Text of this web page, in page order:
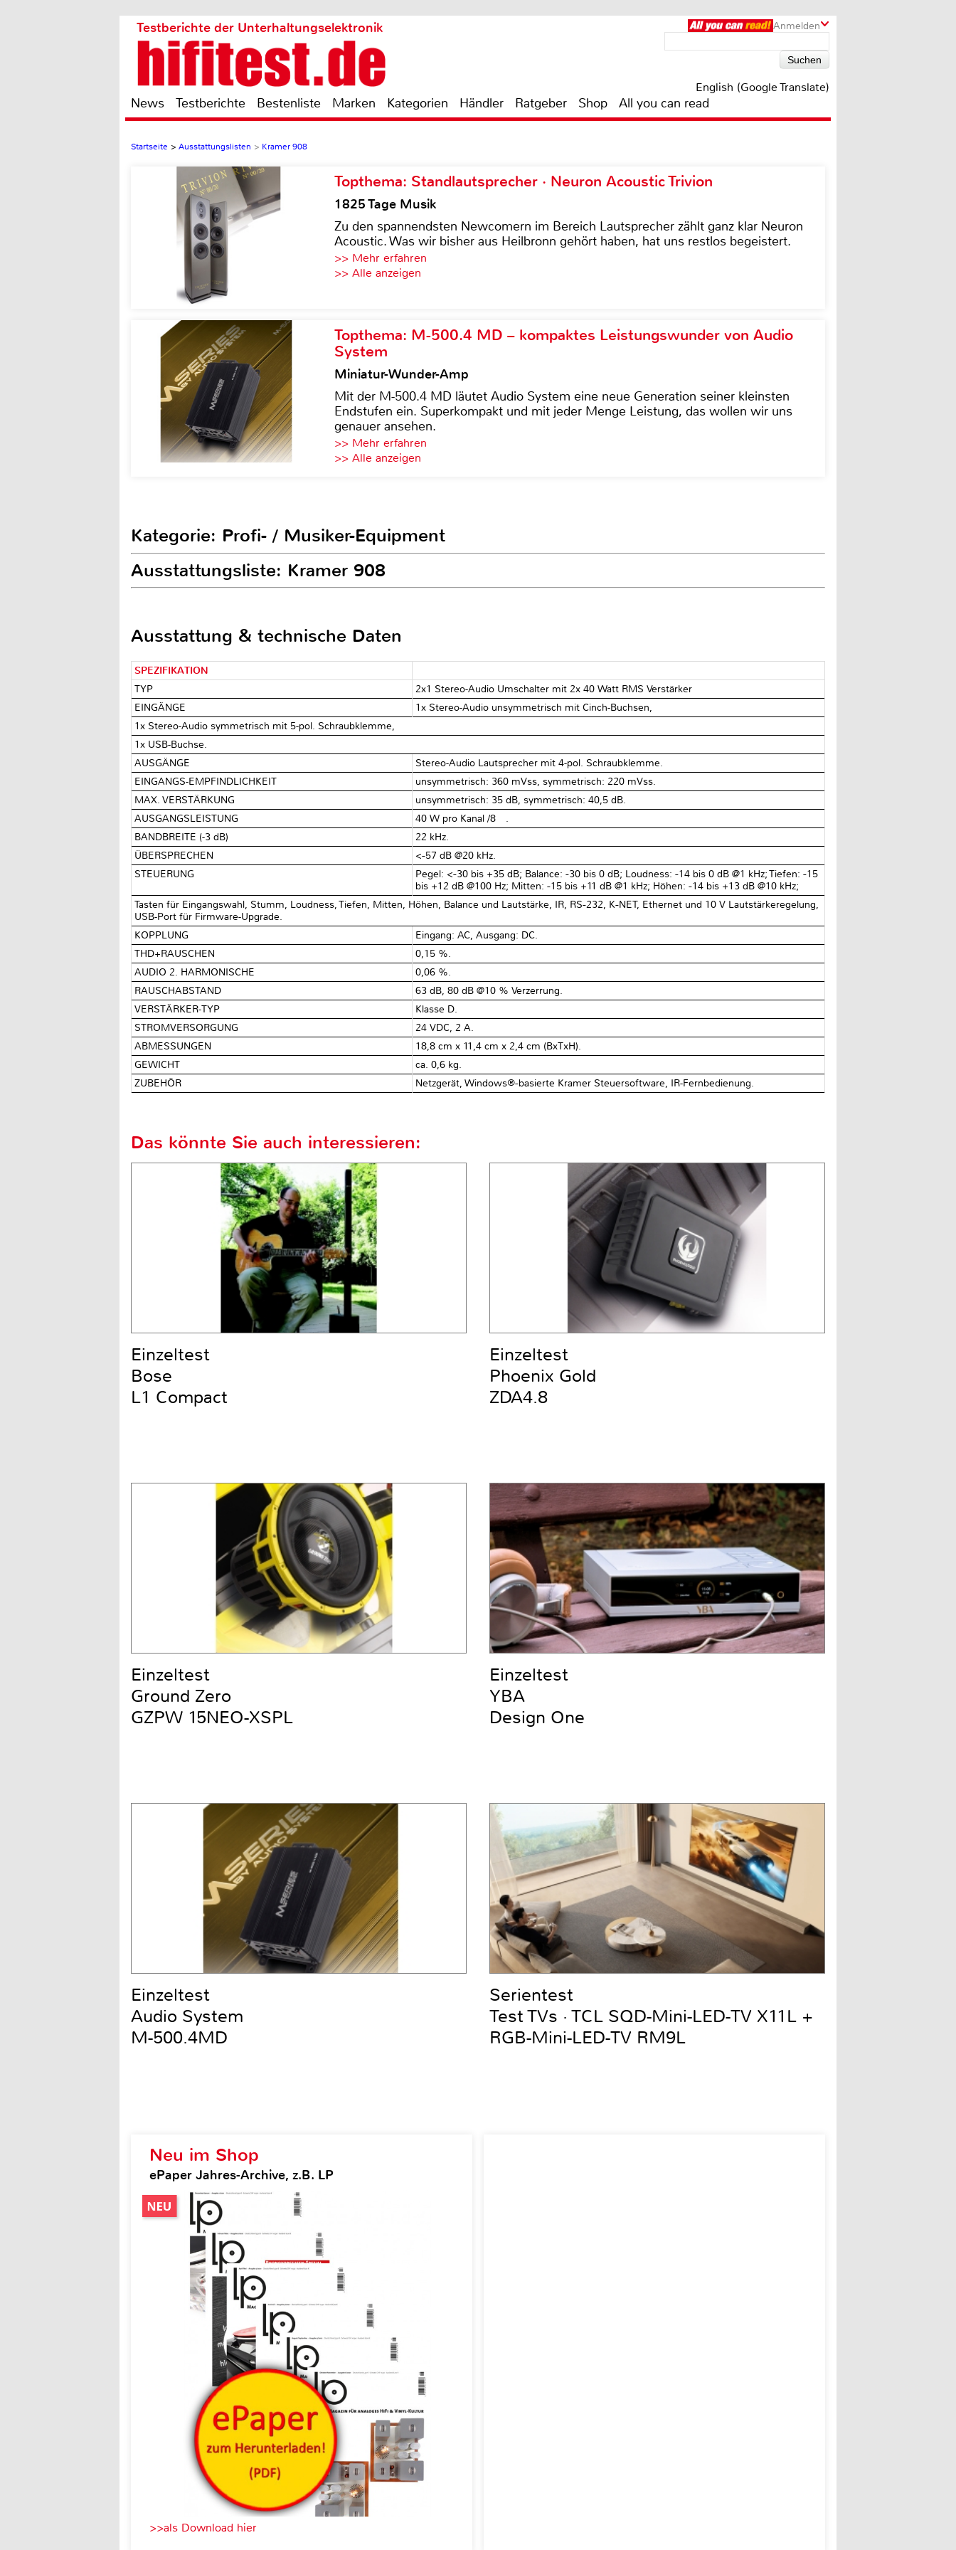
Anmelden
Testberichte der Unterhaltungselektronik
English (Google Translate)
News Testberichte Bestenliste Marken Kategorien Händler Ratgeber Shop All you can read
Startseite > Ausstattungslisten > Kramer 908
Topthema: Standlautsprecher · Neuron Acoustic Trivion
1825 Tage Musik
Zu den spannendsten Newcomern im Bereich Lautsprecher zählt ganz klar Neuron
Acoustic. Was wir bisher aus Heilbronn gehört haben, hat uns restlos begeistert.
>> Mehr erfahren
>> Alle anzeigen
Topthema: M-500.4 MD – kompaktes Leistungswunder von Audio
System
Miniatur-Wunder-Amp
Mit der M-500.4 MD läutet Audio System eine neue Generation seiner kleinsten
Endstufen ein. Superkompakt und mit jeder Menge Leistung, das wollen wir uns
genauer ansehen.
>> Mehr erfahren
>> Alle anzeigen
Kategorie: Profi- / Musiker-Equipment
Ausstattungsliste: Kramer 908
Ausstattung & technische Daten
SPEZIFIKATION
TYP
2x1 Stereo-Audio Umschalter mit 2x 40 Watt RMS Verstärker
EINGÄNGE
1x Stereo-Audio unsymmetrisch mit Cinch-Buchsen,
1x Stereo-Audio symmetrisch mit 5-pol. Schraubklemme,
1x USB-Buchse.
AUSGÄNGE
Stereo-Audio Lautsprecher mit 4-pol. Schraubklemme.
EINGANGS-EMPFINDLICHKEIT
unsymmetrisch: 360 mVss, symmetrisch: 220 mVss.
MAX. VERSTÄRKUNG
unsymmetrisch: 35 dB, symmetrisch: 40,5 dB.
AUSGANGSLEISTUNG
40 W pro Kanal /8 Ω.
BANDBREITE (-3 dB)
22 kHz.
ÜBERSPRECHEN
<−57 dB @20 kHz.
STEUERUNG
Pegel: <−30 bis +35 dB; Balance: −30 bis 0 dB; Loudness: −14 bis 0 dB @1 kHz; Tiefen: −15
bis +12 dB @100 Hz; Mitten: −15 bis +11 dB @1 kHz; Höhen: −14 bis +13 dB @10 kHz;
Tasten für Eingangswahl, Stumm, Loudness, Tiefen, Mitten, Höhen, Balance und Lautstärke, IR, RS−232, K−NET, Ethernet und 10 V Lautstärkeregelung,
USB-Port für Firmware-Upgrade.
KOPPLUNG
Eingang: AC, Ausgang: DC.
THD+RAUSCHEN
0,15 %.
AUDIO 2. HARMONISCHE
0,06 %.
RAUSCHABSTAND
63 dB, 80 dB @10 % Verzerrung.
VERSTÄRKER-TYP
Klasse D.
STROMVERSORGUNG
24 VDC, 2 A.
ABMESSUNGEN
18,8 cm x 11,4 cm x 2,4 cm (BxTxH).
GEWICHT
ca. 0,6 kg.
ZUBEHÖR
Netzgerät, Windows®−basierte Kramer Steuersoftware, IR-Fernbedienung.
Neu im Shop
ePaper Jahres-Archive, z.B. LP
>>als Download hier
Das könnte Sie auch interessieren:
Einzeltest
Bose
L1 Compact
Einzeltest
Phoenix Gold
ZDA4.8
Einzeltest
Ground Zero
GZPW 15NEO-XSPL
Einzeltest
YBA
Design One
Einzeltest
Audio System
M-500.4MD
Serientest
Test TVs · TCL SQD-Mini-LED-TV X11L +
RGB-Mini-LED-TV RM9L